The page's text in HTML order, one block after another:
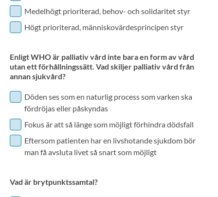
Medelhögt prioriterad, behov- och solidaritet styr
Högt prioriterad, människovärdesprincipen styr
Enligt WHO är palliativ vård inte bara en form av vård
utan ett förhållningssätt. Vad skiljer palliativ vård från
annan sjukvård?
Döden ses som en naturlig process som varken ska
fördröjas eller påskyndas
Fokus är att så länge som möjligt förhindra dödsfall
Eftersom patienten har en livshotande sjukdom bör
man få avsluta livet så snart som möjligt
Vad är brytpunktssamtal?